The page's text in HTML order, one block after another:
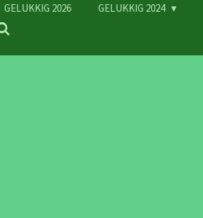
GELUKKIG 2026 GELUKKIG 2024